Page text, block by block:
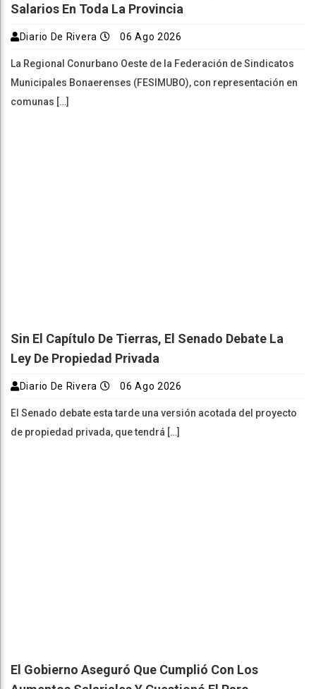
Salarios En Toda La Provincia
Diario De Rivera 06 Ago 2026
La Regional Conurbano Oeste de la Federación de Sindicatos
Municipales Bonaerenses (FESIMUBO), con representación en
comunas […]
Sin El Capítulo De Tierras, El Senado Debate La
Ley De Propiedad Privada
Diario De Rivera 06 Ago 2026
El Senado debate esta tarde una versión acotada del proyecto
de propiedad privada, que tendrá […]
El Gobierno Aseguró Que Cumplió Con Los